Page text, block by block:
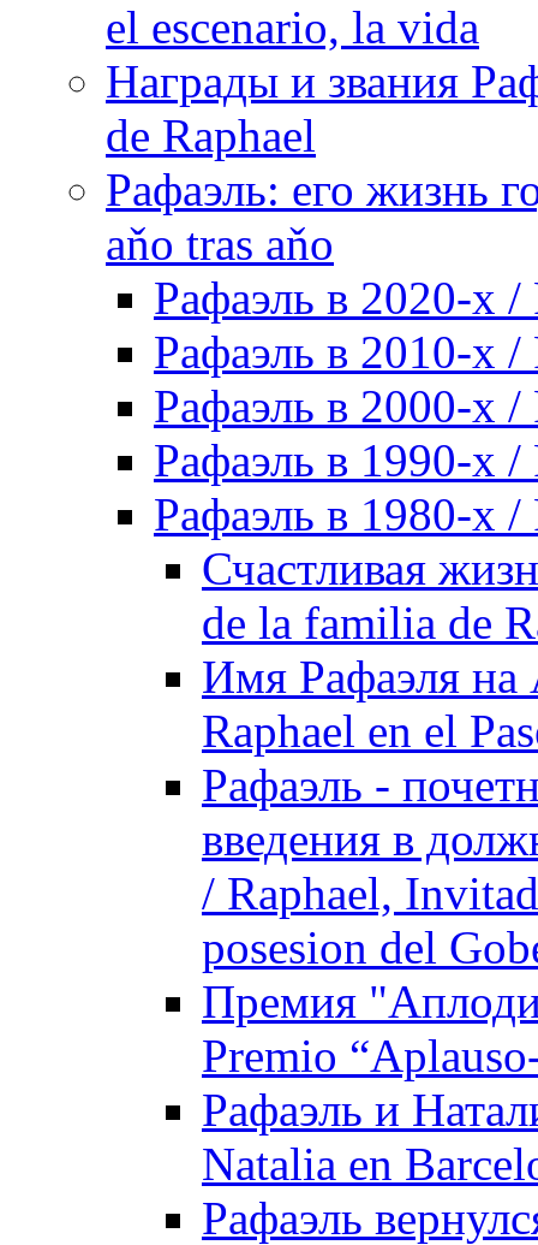
el escenario, la vida
Награды и звания
de Raphael
Рафаэль: его жизнь
aňo tras aňo
Рафаэль в 2020-х /
Рафаэль в 2010-х /
Рафаэль в 2000-х /
Рафаэль в 1990-х /
Рафаэль в 1980-х /
Счастливая
de la familia de
Имя Рафаэля на
Raphael en el
Рафаэль -
введения в
/ Raphael,
posesion del
Премия
Premio
Рафаэль и
Natalia en
Рафаэль